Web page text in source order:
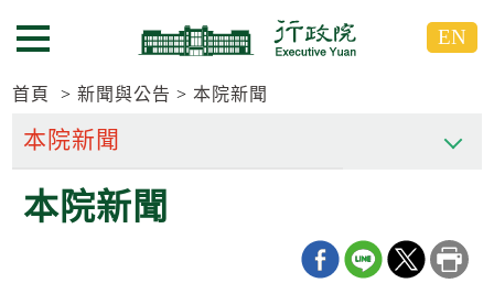
到
要
區
到
要
區
選單按鈕 EN
首頁 新聞與公告 本院新聞
本院新聞